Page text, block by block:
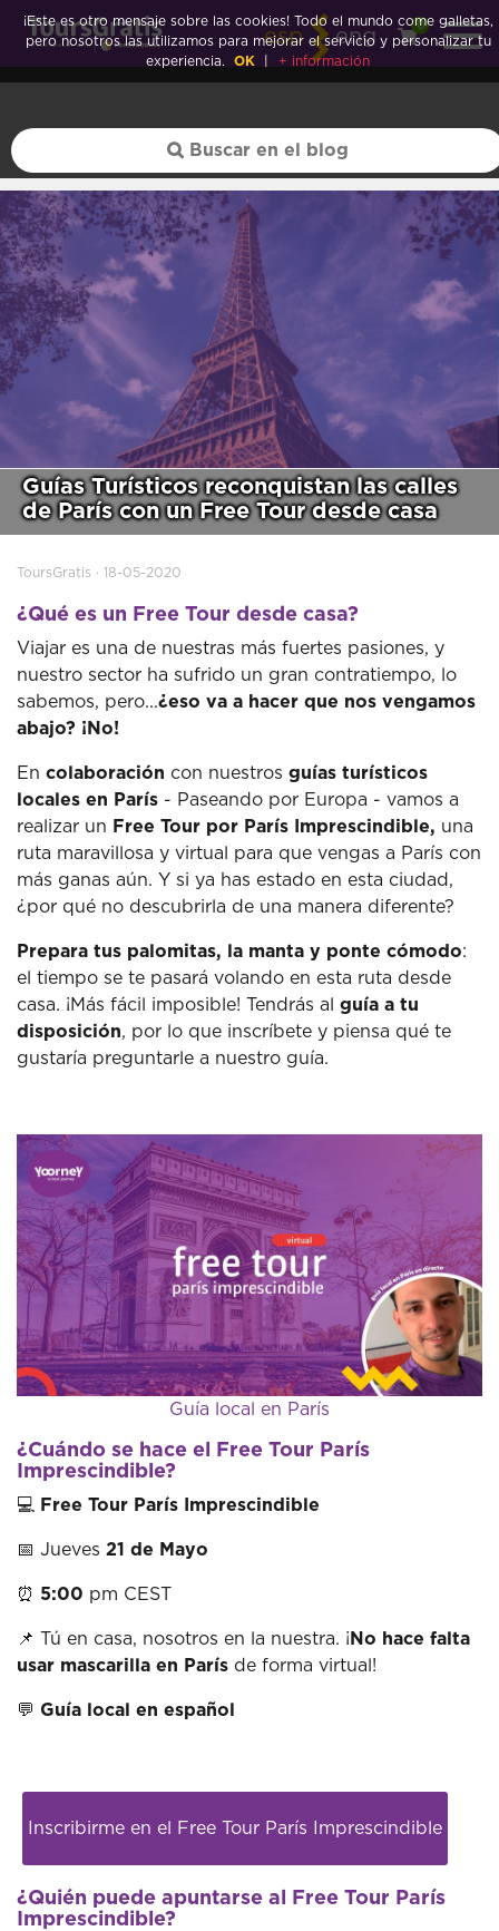
esp eng
0
Guías Turísticos reconquistan las calles
de París con un Free Tour desde casa
ToursGratis · 18-05-2020
¿Qué es un Free Tour desde casa?
Viajar es una de nuestras más fuertes pasiones, y
nuestro sector ha sufrido un gran contratiempo, lo
sabemos, pero...¿eso va a hacer que nos vengamos
abajo? ¡No!
En colaboración con nuestros guías turísticos
locales en París - Paseando por Europa - vamos a
realizar un Free Tour por París Imprescindible, una
ruta maravillosa y virtual para que vengas a París con
más ganas aún. Y si ya has estado en esta ciudad,
¿por qué no descubrirla de una manera diferente?
Prepara tus palomitas, la manta y ponte cómodo:
el tiempo se te pasará volando en esta ruta desde
casa. ¡Más fácil imposible! Tendrás al guía a tu
disposición, por lo que inscríbete y piensa qué te
gustaría preguntarle a nuestro guía.
Guía local en París
¿Cuándo se hace el Free Tour París
Imprescindible?
💻 Free Tour París Imprescindible
📅 Jueves 21 de Mayo
⏰ 5:00 pm CEST
📌 Tú en casa, nosotros en la nuestra. ¡ No hace falta
usar mascarilla en París de forma virtual!
💬 Guía local en español
Inscribirme en el Free Tour París Imprescindible
¿Quién puede apuntarse al Free Tour París
Imprescindible?
¡Este es otro mensaje sobre las cookies! Todo el mundo come galletas,
pero nosotros las utilizamos para mejorar el servicio y personalizar tu
experiencia.
OK + información